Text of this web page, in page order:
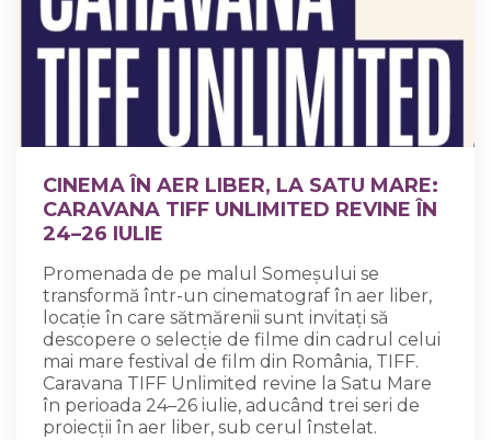
CINEMA ÎN AER LIBER, LA SATU MARE:
CARAVANA TIFF UNLIMITED REVINE ÎN
24–26 IULIE
Promenada de pe malul Someșului se
transformă într-un cinematograf în aer liber,
locație în care sătmărenii sunt invitați să
descopere o selecție de filme din cadrul celui
mai mare festival de film din România, TIFF.
Caravana TIFF Unlimited revine la Satu Mare
în perioada 24–26 iulie, aducând trei seri de
proiecții în aer liber, sub cerul înstelat.